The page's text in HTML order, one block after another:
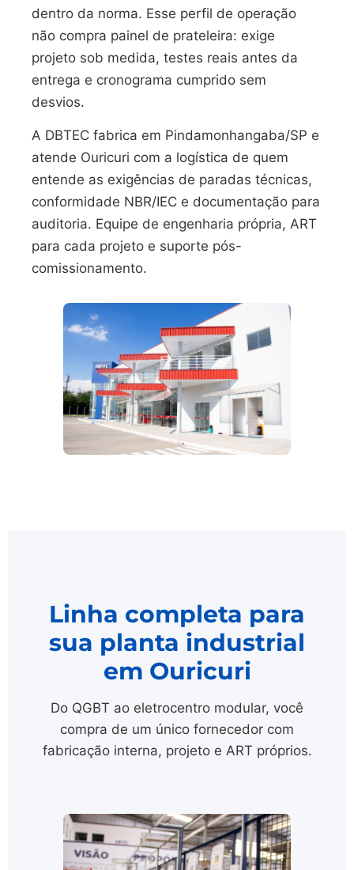
dentro da norma. Esse perfil de operação
não compra painel de prateleira: exige
projeto sob medida, testes reais antes da
entrega e cronograma cumprido sem
desvios.
A DBTEC fabrica em Pindamonhangaba/SP e
atende Ouricuri com a logística de quem
entende as exigências de paradas técnicas,
conformidade NBR/IEC e documentação para
auditoria. Equipe de engenharia própria, ART
para cada projeto e suporte pós-
comissionamento.
Linha completa para
sua planta industrial
em Ouricuri
Do QGBT ao eletrocentro modular, você
compra de um único fornecedor com
fabricação interna, projeto e ART próprios.